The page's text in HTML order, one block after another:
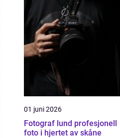
01 juni 2026
Fotograf lund profesjonell
foto i hjertet av skåne